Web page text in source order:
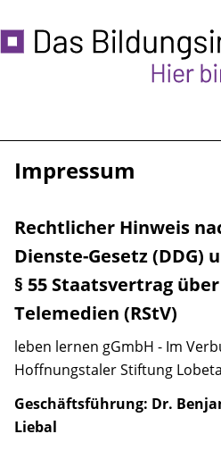
Kursprogramm
Ermäßigungen
Unsere Räume - auch VERMIETUNG
Häufige Fragen
Hinweise
Anfahrt
Impressum
Rechtlicher Hinweis
Dienste-Gesetz (DDG)
§ 55 Staatsvertrag
Telemedien (RStV)
leben lernen gGmbH - Im
Hoffnungstaler Stiftung
Geschäftsführung: Dr.
Liebal